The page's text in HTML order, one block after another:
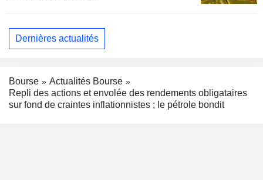
Dernières actualités
Bourse
Actualités Bourse
Repli des actions et envolée des rendements obligataires
sur fond de craintes inflationnistes ; le pétrole bondit